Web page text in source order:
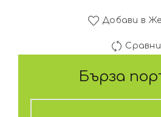
Добави в
Сравни
Бърза